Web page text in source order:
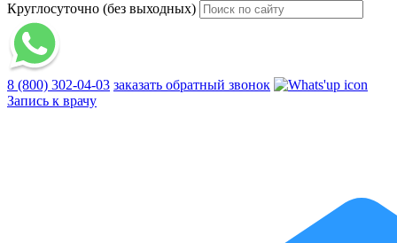
Круглосуточно (без выходных)
8 (800) 302-04-03 заказать обратный звонок
Запись к врачу